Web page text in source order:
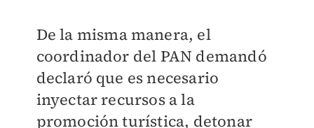
De la misma manera, el
coordinador del PAN demandó
declaró que es necesario
inyectar recursos a la
promoción turística, detonar